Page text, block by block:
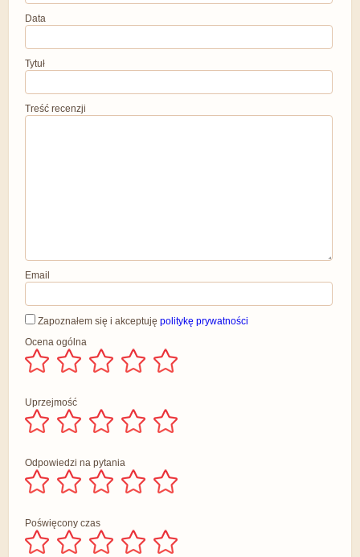
Data
Tytuł
Treść recenzji
Email
Zapoznałem się i akceptujępolitykę prywatności
Ocena ogólna
Uprzejmość
Odpowiedzi na pytania
Poświęcony czas